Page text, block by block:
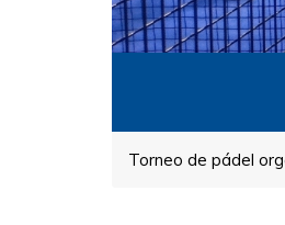
Torneo de pádel